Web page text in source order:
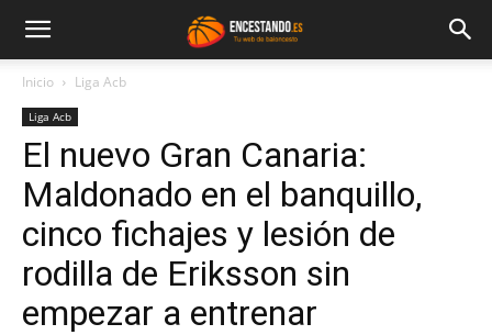
Inicio Liga Acb
Liga Acb
El nuevo Gran Canaria:
Maldonado en el banquillo,
cinco fichajes y lesión de
rodilla de Eriksson sin
empezar a entrenar